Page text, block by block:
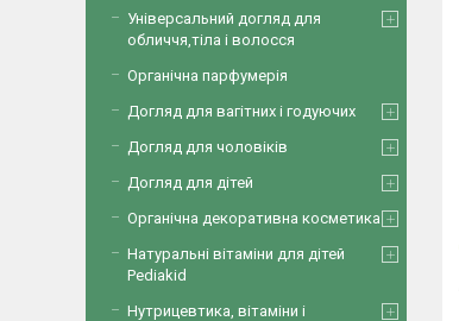
Універсальний догляд для
обличчя,тіла і волосся
Органічна парфумерія
Догляд для вагітних і годуючих
Догляд для чоловіків
Догляд для дітей
Органічна декоративна косметика
Натуральні вітаміни для дітей
Pediakid
Нутрицевтика, вітаміни і